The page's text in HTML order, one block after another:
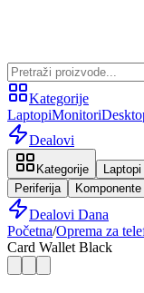
Kategorije
LaptopiMonitori
Dealovi
Kategorije Laptopi
Periferija
Komponente
Dealovi Dana
Početna/Oprema za
Card Wallet Black